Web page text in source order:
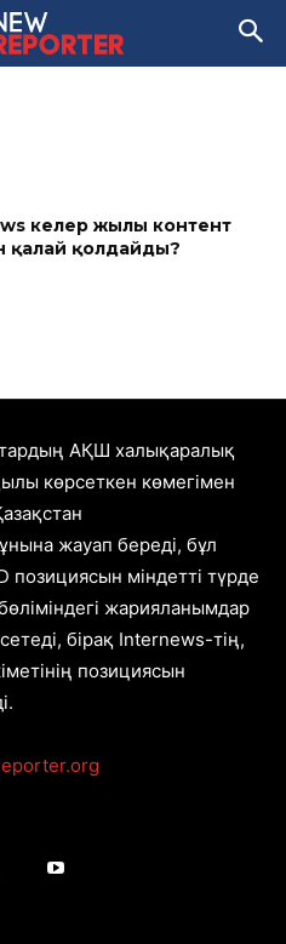
келер жылы контент
қалай қолдайды?
АҚШ халықаралық
көрсеткен көмегімен
жауап береді, бұл
позициясын міндетті түрде
жарияланымдар
бірақ Internews-тің,
позициясын